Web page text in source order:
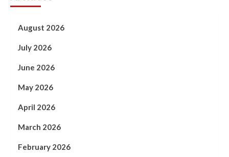
August 2026
July 2026
June 2026
May 2026
April 2026
March 2026
February 2026